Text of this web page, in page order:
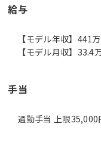
給与
【モデル年収】441
【モデル月収】
手当
通勤手当 上限35,000